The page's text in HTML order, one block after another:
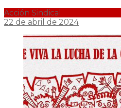
Acción Sindical
22 de abril de 2024